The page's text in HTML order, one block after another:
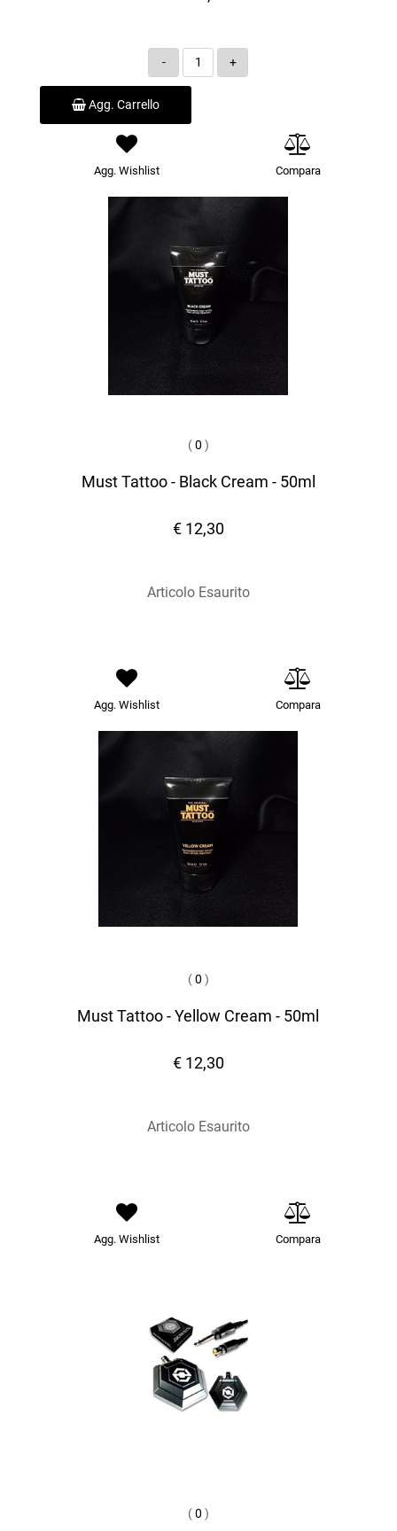
Quantità
Agg. Carrello
Agg. Wishlist Compara
(0 )
Must Tattoo - Black Cream - 50ml
€ 12,30
Articolo Esaurito
Agg. Wishlist Compara
(0 )
Must Tattoo - Yellow Cream - 50ml
€ 12,30
Articolo Esaurito
Agg. Wishlist Compara
(0 )